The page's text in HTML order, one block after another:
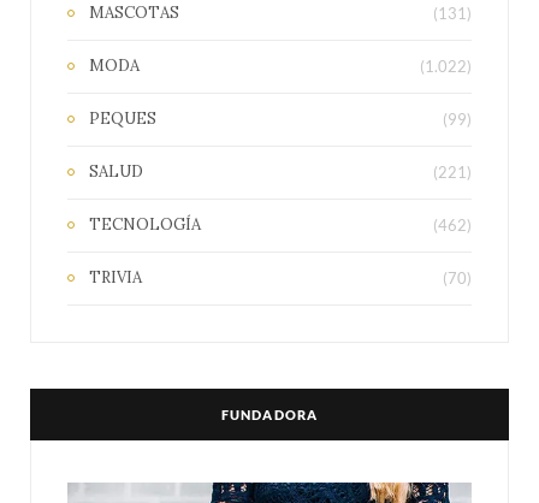
MASCOTAS (131)
MODA (1.022)
PEQUES (99)
SALUD (221)
TECNOLOGÍA (462)
TRIVIA (70)
FUNDADORA